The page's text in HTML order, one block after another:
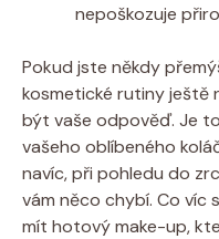
nepoškozuje
Pokud jste někdy
kosmetické rutiny ještě
být vaše odpověď. Je
vašeho oblíbeného
navíc, při pohledu do
vám něco chybí. Co víc
mít hotový make-up,